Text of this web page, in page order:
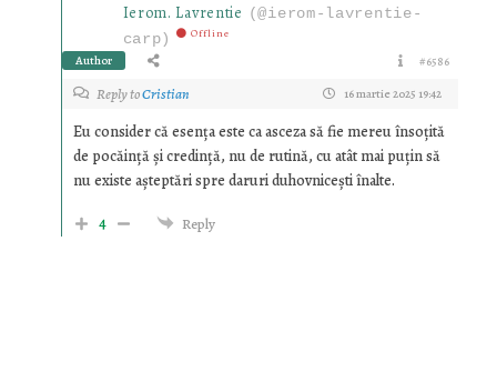
Ierom. Lavrentie (@ierom-lavrentie-
carp)
Offline
Author #6586
Reply toCristian 16 martie 2025 19:42
Eu consider că esența este ca asceza să fie mereu însoțită
de pocăință și credință, nu de rutină, cu atât mai puțin să
nu existe așteptări spre daruri duhovnicești înalte.
4
Reply